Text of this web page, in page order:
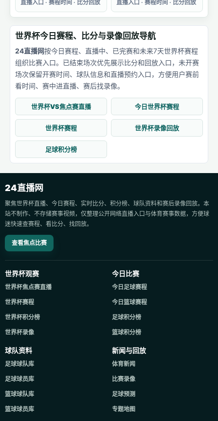
直播入口 · 赛程时间 · 比分回放 直播入口 · 赛程时间 · 比分回放
世界杯今日赛程、比分与录像回放导航
24直播网按今日赛程、直播中、已完赛和未来7天世界杯赛程
组织比赛入口。已结束场次优先展示比分和回放入口，未开赛
场次保留开赛时间、球队信息和直播预约入口，方便用户赛前
看时间、赛中进直播、赛后找录像。
世界杯VS焦点赛直播 今日世界杯赛程
世界杯赛程 世界杯录像回放
足球积分榜
24直播网
聚焦世界杯直播、今日赛程、实时比分、积分榜、球队资料和赛后录像回放。本
站不制作、不存储赛事视频，仅整理公开网络直播入口与体育赛事数据，方便球
迷快速查赛程、看比分、找回放。
查看焦点比赛
世界杯观赛
世界杯焦点赛直播
世界杯赛程
世界杯积分榜
世界杯录像
今日比赛
今日足球赛程
今日篮球赛程
足球积分榜
篮球积分榜
球队资料
足球球队库
足球球员库
篮球球队库
篮球球员库
新闻与回放
体育新闻
比赛录像
足球预测
专题地图